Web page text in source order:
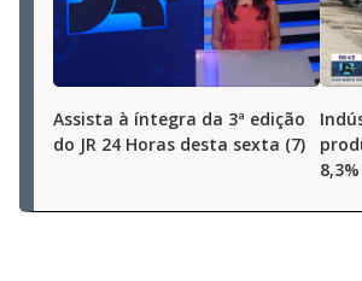
Assista à íntegra da 3ª edição
do JR 24 Horas desta sexta (7)